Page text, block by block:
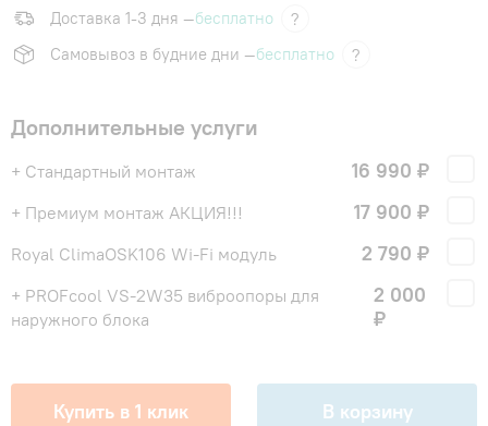
Доставка 1-3 дня —бесплатно
?
Самовывоз в будние дни —бесплатно ?
Дополнительные услуги
+ Стандартный монтаж 16 990 ₽
+ Премиум монтаж АКЦИЯ!!! 17 900 ₽
Royal ClimaOSK106 Wi-Fi модуль 2 790 ₽
+ PROFcool VS-2W35 виброопоры для
наружного блока
2 000
₽
Купить в 1 клик В корзину